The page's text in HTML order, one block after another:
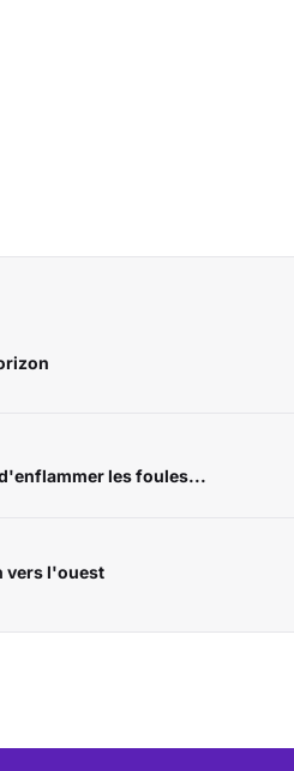
les foules...
vers l'ouest